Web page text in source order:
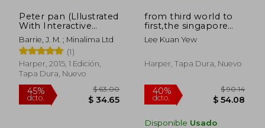
Peter pan (Lllustrated
With Interactive
Elements) (en Inglés)
Barrie, J. M. ; Minalima Ltd
(1)
Harper, 2015, 1 Edición,
Tapa Dura, Nuevo
from third world to
first,the singapore
story 1965-2000 (en
Inglés)
Lee Kuan Yew
Harper, Tapa Dura, Nuevo
Disponible Usado